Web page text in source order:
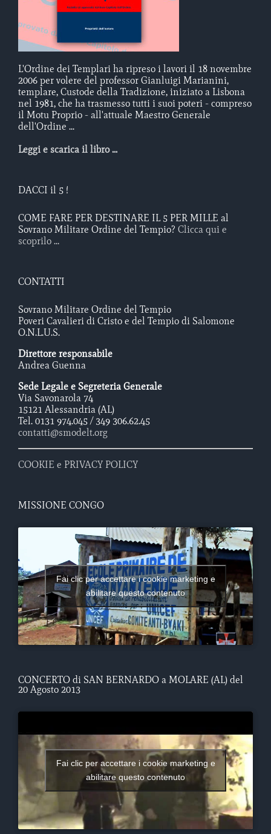
L'Ordine dei Templari ha ripreso i lavori il 18 novembre
2006 per volere del professor Gianluigi Marianini,
templare, Custode della Tradizione, iniziato a Lisbona
nel 1981, che ha trasmesso tutti i suoi poteri - compreso
il Motu Proprio - all'attuale Maestro Generale
dell'Ordine ...
Leggi e scarica il libro ...
DACCI il 5 !
COME FARE PER DESTINARE IL 5 PER MILLE al
Sovrano Militare Ordine del Tempio? Clicca qui e
scoprilo ...
CONTATTI
Sovrano Militare Ordine del Tempio
Poveri Cavalieri di Cristo e del Tempio di Salomone
O.N.L.U.S.
Direttore responsabile
Andrea Guenna
Sede Legale e Segreteria Generale
Via Savonarola 74
15121 Alessandria (AL)
Tel. 0131 974.045 / 349 306.62.45
contatti@smodelt.org
COOKIE e PRIVACY POLICY
MISSIONE CONGO
Fai clic per accettare i cookie marketing e
abilitare questo contenuto
CONCERTO di SAN BERNARDO a MOLARE (AL) del
20 Agosto 2013
Fai clic per accettare i cookie marketing e
abilitare questo contenuto